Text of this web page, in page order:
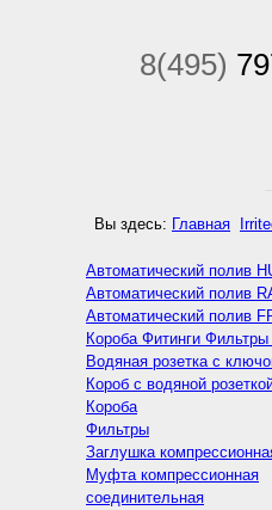
8(495)
Вы здесь: Главная
Автоматический полив
Автоматический полив
Автоматический полив
Короба Фитинги
Водяная розетка с
Короб с водяной
Короба
Фильтры
Заглушка
Муфта компрессионная
соединительная